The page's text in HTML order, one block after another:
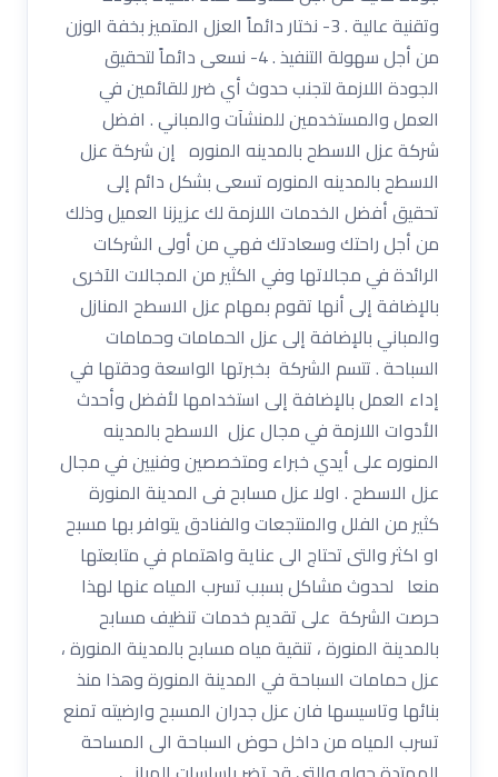
وتقنية عالية . 3- نختار دائماً العزل المتميز بخفة الوزن
من أجل سهولة التنفيذ . 4- نسعى دائماً لتحقيق
الجودة اللازمة لتجنب حدوث أي ضرر للقائمين في
العمل والمستخدمين للمنشآت والمباني . افضل
شركة عزل الاسطح بالمدينه المنوره إن شركة عزل
الاسطح بالمدينه المنوره تسعى بشكل دائم إلى
تحقيق أفضل الخدمات اللازمة لك عزيزنا العميل وذلك
من أجل راحتك وسعادتك فهي من أولى الشركات
الرائدة في مجالاتها وفي الكثير من المجالات الآخرى
بالإضافة إلى أنها تقوم بمهام عزل الاسطح المنازل
والمباني بالإضافة إلى عزل الحمامات وحمامات
السباحة . تتسم الشركة بخبرتها الواسعة ودقتها في
إداء العمل بالإضافة إلى استخدامها لأفضل وأحدث
الأدوات اللازمة في مجال عزل الاسطح بالمدينه
المنوره على أيدي خبراء ومتخصصين وفنيين في مجال
عزل الاسطح . اولا عزل مسابح فى المدينة المنورة
كثير من الفلل والمنتجعات والفنادق يتوافر بها مسبح
او اكثر والتى تحتاج الى عناية واهتمام في متابعتها
منعا لحدوث مشاكل بسبب تسرب المياه عنها لهذا
حرصت الشركة على تقديم خدمات تنظيف مسابح
بالمدينة المنورة ، تنقية مياه مسابح بالمدينة المنورة ،
عزل حمامات السباحة في المدينة المنورة وهذا منذ
بنائها وتاسيسها فان عزل جدران المسبح وارضيته تمنع
تسرب المياه من داخل حوض السباحة الى المساحة